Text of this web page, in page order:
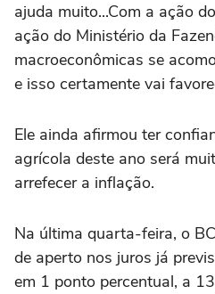
ajuda muito...Com a ação
ação do Ministério da
macroeconômicas se
e isso certamente vai
Ele ainda afirmou ter
agrícola deste ano será
arrefecer a inflação.
Na última quarta-feira, o
de aperto nos juros já
em 1 ponto percentual, a